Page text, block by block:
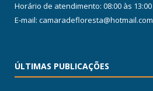
Horário de atendimento: 08:00 às 13:00
E-mail: camaradefloresta@hotmail.com
ÚLTIMAS PUBLICAÇÕES